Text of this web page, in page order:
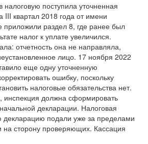
налоговую поступила уточненная
квартал 2018 года от имени
приложили раздел 8, где ранее был
налог к уплате увеличился.
отчетность она не направляла,
лицо. 17 ноября 2022
еще одну уточненную
ошибку, поскольку
налоговые обязательства нет.
должна сформировать
декларации. Налоговая
декларацию подали уже за пределами
на сторону проверяющих. Кассация